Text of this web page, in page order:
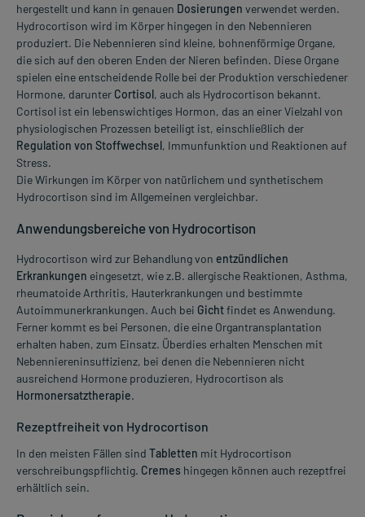
hergestellt und kann in genauen Dosierungen verwendet werden.
Hydrocortison wird im Körper hingegen in den Nebennieren
produziert. Die Nebennieren sind kleine, bohnenförmige Organe,
die sich auf den oberen Enden der Nieren befinden. Diese Organe
spielen eine entscheidende Rolle bei der Produktion verschiedener
Hormone, darunter Cortisol, auch als Hydrocortison bekannt.
Cortisol ist ein lebenswichtiges Hormon, das an einer Vielzahl von
physiologischen Prozessen beteiligt ist, einschließlich der
Regulation von Stoffwechsel, Immunfunktion und Reaktionen auf
Stress.
Die Wirkungen im Körper von natürlichem und synthetischem
Hydrocortison sind im Allgemeinen vergleichbar.
Anwendungsbereiche von Hydrocortison
Hydrocortison wird zur Behandlung von entzündlichen
Erkrankungen eingesetzt, wie z.B. allergische Reaktionen, Asthma,
rheumatoide Arthritis, Hauterkrankungen und bestimmte
Autoimmunerkrankungen. Auch bei Gichtfindet es Anwendung.
Ferner kommt es bei Personen, die eine Organtransplantation
erhalten haben, zum Einsatz. Überdies erhalten Menschen mit
Nebenniereninsuffizienz, bei denen die Nebennieren nicht
ausreichend Hormone produzieren, Hydrocortison als
Hormonersatztherapie.
Rezeptfreiheit von Hydrocortison
In den meisten Fällen sind Tabletten mit Hydrocortison
verschreibungspflichtig. Cremes hingegen können auch rezeptfrei
erhältlich sein.